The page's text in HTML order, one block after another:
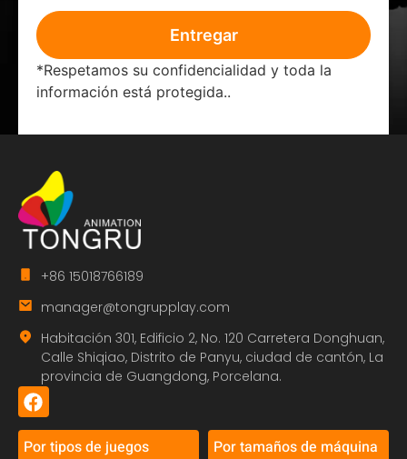
Entregar
*Respetamos su confidencialidad y toda la
información está protegida..
+86 15018766189
manager@tongrupplay.com
Habitación 301, Edificio 2, No. 120 Carretera Donghuan,
Calle Shiqiao, Distrito de Panyu, ciudad de cantón, La
provincia de Guangdong, Porcelana.
Por tipos de juegos Por tamaños de máquina